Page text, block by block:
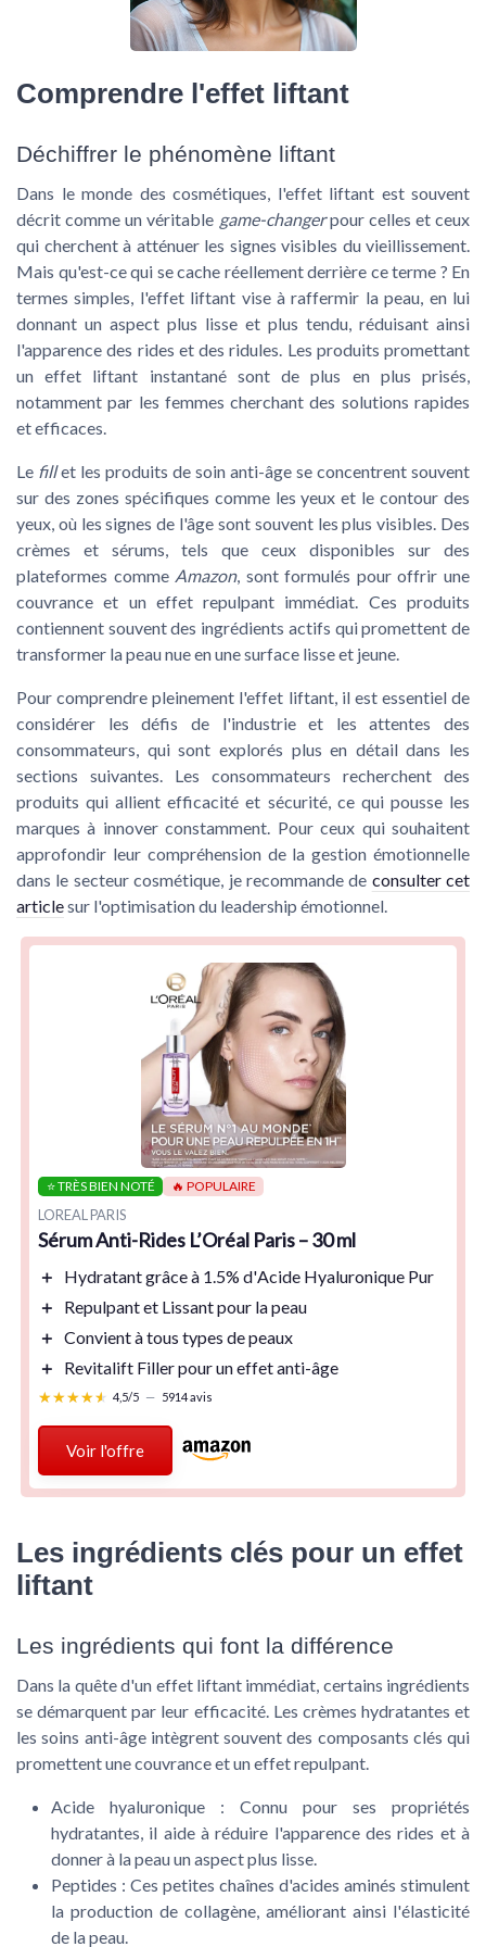
Comprendre l'effet liftant
Déchiffrer le phénomène liftant
Dans le monde des cosmétiques, l'effet liftant est souvent
décrit comme un véritable game-changerpour celles et ceux
qui cherchent à atténuer les signes visibles du vieillissement.
Mais qu'est-ce qui se cache réellement derrière ce terme ? En
termes simples, l'effet liftant vise à raffermir la peau, en lui
donnant un aspect plus lisse et plus tendu, réduisant ainsi
l'apparence des rides et des ridules. Les produits promettant
uneffet liftant instantanésont de plus en plus prisés,
notamment par les femmes cherchant des solutions rapides
et efficaces.
Le fillet les produits de soin anti-âge se concentrent souvent
sur des zones spécifiques comme lesyeux et lecontour des
yeux, où les signes de l'âge sont souvent les plus visibles. Des
crèmes et sérums, tels que ceux disponibles sur des
plateformes comme Amazon, sont formulés pour offrir une
couvrance et un effet repulpant immédiat. Ces produits
contiennent souvent des ingrédients actifs qui promettent de
transformer lapeau nueen une surface lisse et jeune.
Pour comprendre pleinement l'effet liftant, il est essentiel de
considérer lesdéfis de l'industrieet lesattentes des
consommateurs, qui sont explorés plus en détail dans les
sections suivantes. Les consommateurs recherchent des
produits qui allient efficacité et sécurité, ce qui pousse les
marques à innover constamment. Pour ceux qui souhaitent
approfondir leur compréhension de la gestion émotionnelle
dans le secteur cosmétique, je recommande de consulter cet
articlesur l'optimisation du leadership émotionnel.
⭐ TRÈS BIEN NOTÉ 🔥 POPULAIRE
LOREAL PARIS
Sérum Anti-Rides L’Oréal Paris – 30 ml
＋ Hydratantgrâce à 1.5% d'Acide Hyaluronique Pur
＋
Repulpantet Lissantpour la peau
＋ Convient à tous types de peaux
＋
Revitalift Fillerpour un effet anti-âge
★★★★★
★★★★★ 4,5/5 — 5914 avis
Voir l'offre
Les ingrédients clés pour un effet
liftant
Les ingrédients qui font la différence
Dans la quête d'un effet liftantimmédiat, certains ingrédients
se démarquent par leur efficacité. Les crèmes hydratantes et
lessoins anti-âgeintègrent souvent des composants clés qui
promettent unecouvranceet un effetrepulpant.
Acide hyaluronique : Connu pour ses propriétés
hydratantes, il aide à réduire l'apparence desrides et à
donner à lapeauun aspect plus lisse.
Peptides : Ces petites chaînes d'acides aminés stimulent
la production de collagène, améliorant ainsi l'élasticité
de la peau.